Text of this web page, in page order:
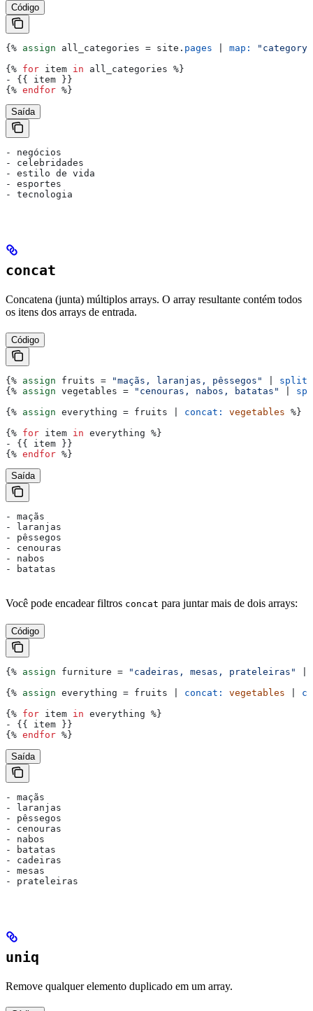
Código
{% assign all_categories = site . pages map:
"category"
{% for item in all_categories %}
- {{ item }}
{% endfor %}
Saída
- negócios
- celebridades
- estilo de vida
- esportes
- tecnologia
concat
Concatena (junta) múltiplos arrays. O array resultante contém todos
os itens dos arrays de entrada.
Código
{% assign fruits = "maçãs, laranjas, pêssegos"
split:
{% assign vegetables = "cenouras, nabos, batatas"
{% assign everything = fruits concat: vegetables %}
{% for item in everything %}
- {{ item }}
{% endfor %}
Saída
- maçãs
- laranjas
- pêssegos
- cenouras
- nabos
- batatas
Você pode encadear filtros concat para juntar mais de dois arrays:
Código
{% assign furniture = "cadeiras, mesas, prateleiras"
{% assign everything = fruits concat: vegetables
{% for item in everything %}
- {{ item }}
{% endfor %}
Saída
- maçãs
- laranjas
- pêssegos
- cenouras
- nabos
- batatas
- cadeiras
- mesas
- prateleiras
uniq
Remove qualquer elemento duplicado em um array.